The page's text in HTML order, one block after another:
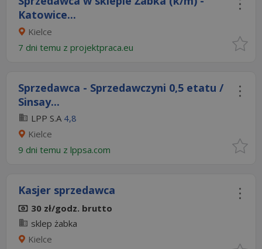
Katowice...
Kielce
7 dni temu z projektpraca.eu
Sprzedawca - Sprzedawczyni 0,5 etatu /
Sinsay...
LPP S.A 4,8
Kielce
9 dni temu z lppsa.com
Kasjer sprzedawca
30 zł/godz. brutto
sklep żabka
Kielce